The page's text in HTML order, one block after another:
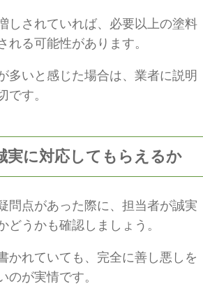
しされていれば、必要以上の塗料
れる可能性があります。
多いと感じた場合は、業者に説明
です。
実に対応してもらえるか
問点があった際に、担当者が誠実
どうかも確認しましょう。
かれていても、完全に善し悪しを
のが実情です。